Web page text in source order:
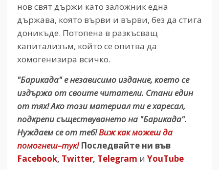
нов свят държи като заложник една
държава, която върви и върви, без да стига
доникъде. Потопена в разкъсващ
капитализъм, който се опитва да
хомогенизира всичко.
"Барикада" е независимо издание, което се
издържа от своите читатели. Стани един
от тях! Ако този материал ти е харесал,
подкрепи съществуването на "Барикада".
Нуждаем се от теб!Виж как можеш да
помогнеш–тук! Последвайте ни във
Facebook, Twitter, Telegram и YouTube